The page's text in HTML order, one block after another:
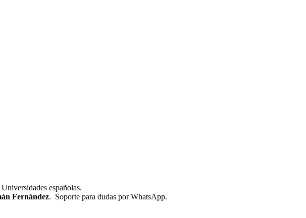
Universidades españolas.
Fernández. Soporte para dudas por WhatsApp.